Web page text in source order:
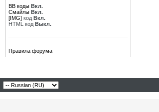
BB коды Вкл.
Смайлы Вкл.
[IMG] код Вкл.
HTML код Выкл.
Правила форума